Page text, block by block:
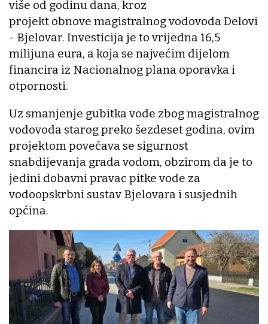
više od godinu dana, kroz
projekt obnove magistralnog vodovoda Delovi
- Bjelovar. Investicija je to vrijedna 16,5
milijuna eura, a koja se najvećim dijelom
financira iz Nacionalnog plana oporavka i
otpornosti.
Uz smanjenje gubitka vode zbog magistralnog
vodovoda starog preko šezdeset godina, ovim
projektom povećava se sigurnost
snabdijevanja grada vodom, obzirom da je to
jedini dobavni pravac pitke vode za
vodoopskrbni sustav Bjelovara i susjednih
općina.